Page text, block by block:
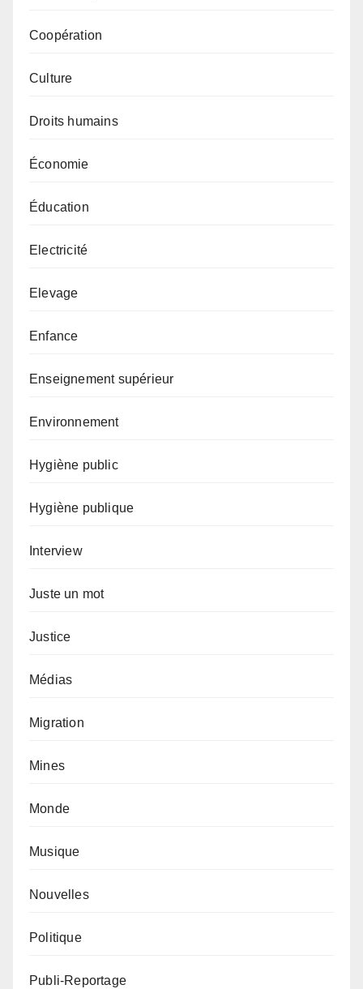
Coopération
Culture
Droits humains
Économie
Éducation
Electricité
Elevage
Enfance
Enseignement supérieur
Environnement
Hygiène public
Hygiène publique
Interview
Juste un mot
Justice
Médias
Migration
Mines
Monde
Musique
Nouvelles
Politique
Publi-Reportage